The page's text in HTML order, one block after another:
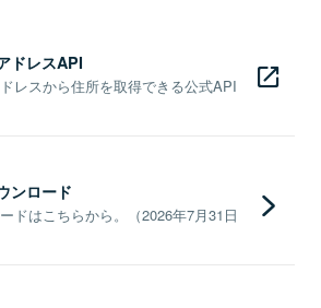
ドレスAPI
レスから住所を取得できる公式API
ンロード
ドはこちらから。（2026年7月31日